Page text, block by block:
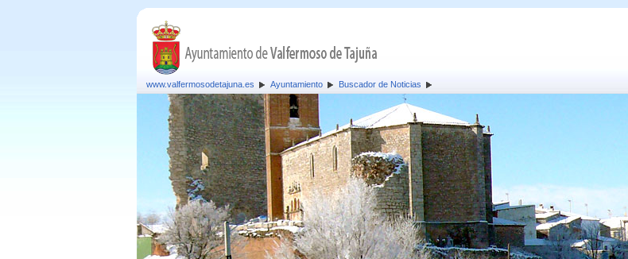
www.valfermosodetajuna.es Ayuntamiento Buscador de Noticias